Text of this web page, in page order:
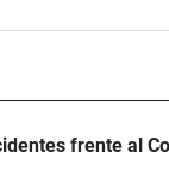
frente al